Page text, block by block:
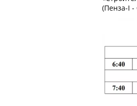
(Пенза-I -